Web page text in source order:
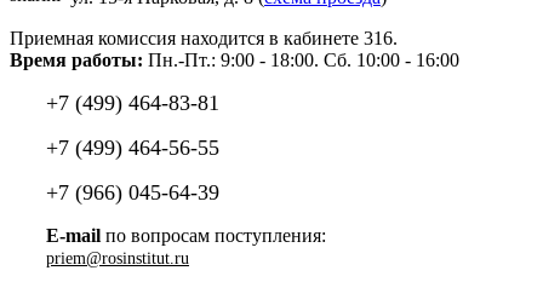
Приемная комиссия находится в кабинете 316.
Время работы: Пн.-Пт.: 9:00 - 18:00. Сб. 10:00 - 16:00
+7 (499) 464-83-81
+7 (499) 464-56-55
+7 (966) 045-64-39
E-mail по вопросам поступления:
priem@rosinstitut.ru